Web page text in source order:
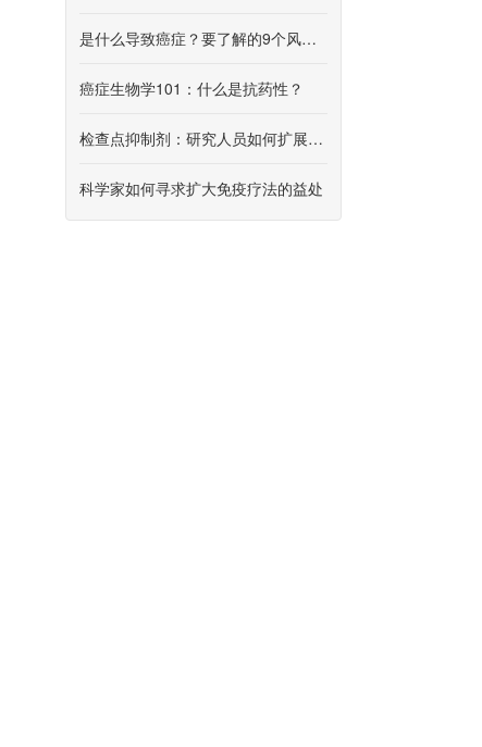
是什么导致癌症？要了解的9个风险因素
癌症生物学101：什么是抗药性？
检查点抑制剂：研究人员如何扩展这种形式的免疫疗法
科学家如何寻求扩大免疫疗法的益处